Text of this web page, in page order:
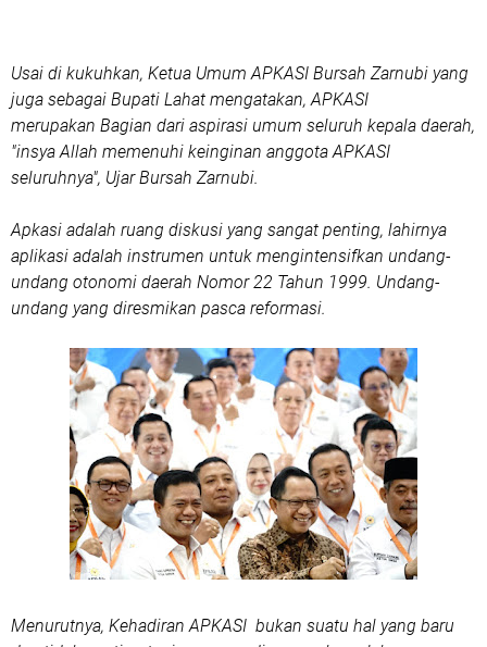
Usai di kukuhkan, Ketua Umum APKASI Bursah Zarnubi yang
juga sebagai Bupati Lahat mengatakan, APKASI
merupakan Bagian dari aspirasi umum seluruh kepala daerah,
"insya Allah memenuhi keinginan anggota APKASI
seluruhnya", Ujar Bursah Zarnubi.
Apkasi adalah ruang diskusi yang sangat penting, lahirnya
aplikasi adalah instrumen untuk mengintensifkan undang-
undang otonomi daerah Nomor 22 Tahun 1999. Undang-
undang yang diresmikan pasca reformasi.
Menurutnya, Kehadiran APKASI bukan suatu hal yang baru